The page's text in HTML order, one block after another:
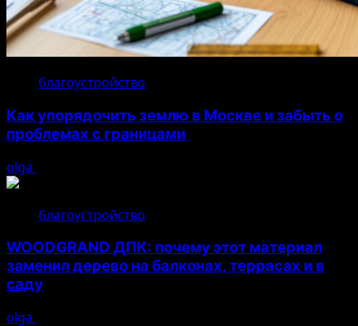
благоустройство
Как упорядочить землю в Москве и забыть о
проблемах с границами
olga
благоустройство
WOODGRAND ДПК: почему этот материал
заменил дерево на балконах, террасах и в
саду
olga